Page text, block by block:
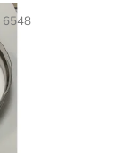
6548